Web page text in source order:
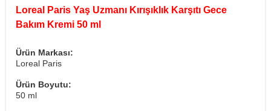
Loreal Paris Yaş Uzmanı Kırışıklık Karşıtı Gece
Bakım Kremi 50 ml
Ürün Markası:
Loreal Paris
Ürün Boyutu:
50 ml